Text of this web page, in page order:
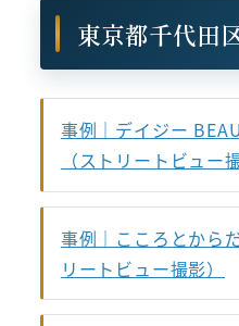
東京都千代田
事例｜デイジー
（ストリートビュー
事例｜こころとから
リートビュー撮影）